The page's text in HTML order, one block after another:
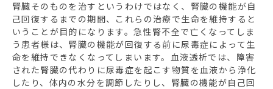
腎臓そのものを治すというわけではなく、腎臓の機能が自
己回復するまでの期間、これらの治療で生命を維持すると
いうことが目的になります。急性腎不全で亡くなってしま
う患者様は、腎臓の機能が回復する前に尿毒症によって生
命を維持できなくなってしまいます。血液透析では、障害
された腎臓の代わりに尿毒症を起こす物質を血液から浄化
したり、体内の水分を調節したりし、腎臓の機能が自己回